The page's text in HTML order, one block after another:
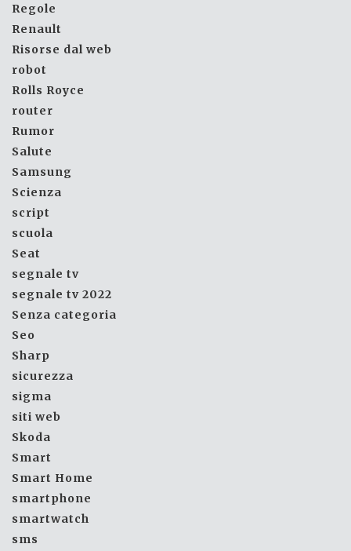
Regole
Renault
Risorse dal web
robot
Rolls Royce
router
Rumor
Salute
Samsung
Scienza
script
scuola
Seat
segnale tv
segnale tv 2022
Senza categoria
Seo
Sharp
sicurezza
sigma
siti web
Skoda
Smart
Smart Home
smartphone
smartwatch
sms